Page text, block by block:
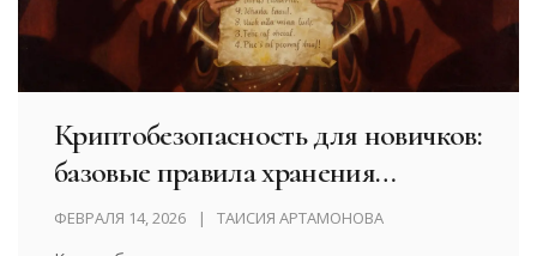
Криптобезопасность для новичков:
базовые правила хранения
криптовалют
ФЕВРАЛЯ 14, 2026 ТАИСИЯ АРТАМОНОВА